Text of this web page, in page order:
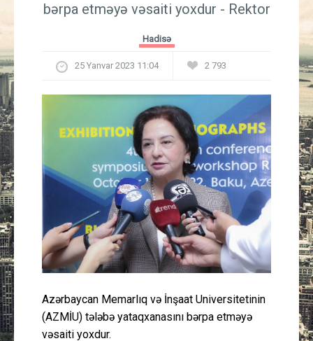
Güney Azərbaycan
Mədəniyyət
Müsahibə
İdman
Layihə
Gündəm
Cəmiyyət
bərpa etməyə vəsaiti yoxdur - Rektor
Hadisə
25 Yanvar 2023 11:04 2 793
Azərbaycan Memarlıq və İnşaat Universitetinin
(AZMİU) tələbə yataqxanasını bərpa etməyə
vəsaiti yoxdur.